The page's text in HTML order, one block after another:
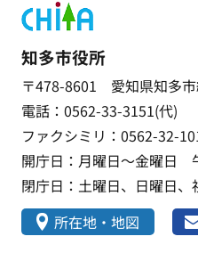
知多市役所
〒478-8601 愛知県知多
電話：0562-33-3151(代)
ファクシミリ：0562-32-
開庁日：月曜日～金曜日
閉庁日：土曜日、日曜日
所在地・地図